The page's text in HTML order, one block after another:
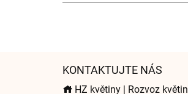
KONTAKTUJTE NÁS
HZ květiny | Rozvoz květin